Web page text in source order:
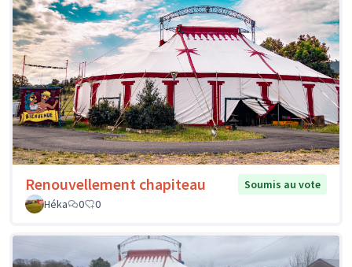
Renouvellement chapiteau
Soumis au vote
Héka
0 0